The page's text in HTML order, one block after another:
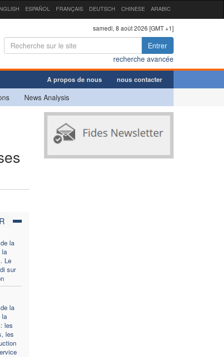
ESPAÑOL FRANÇAIS DEUTSCH CHINESE ARABIC
samedi, 8 août 2026 [GMT +1]
Entrer
recherche avancée
A propos de nous nous contacter
News Analysis
la
la
Le
sur
la
la
les
les